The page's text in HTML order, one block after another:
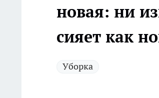
новая: ни
сияет как
Уборка